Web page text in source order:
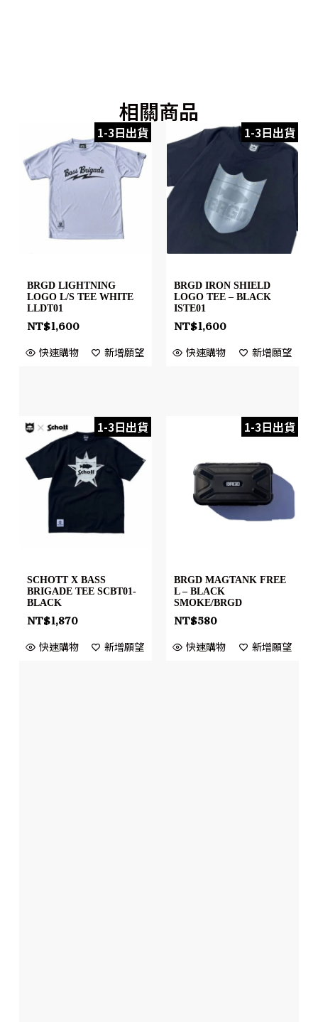
相關商品
1-3日出貨
BRGD LIGHTNING
LOGO L/S TEE WHITE
LLDT01
NT$1,600
快速購物 新增願望
1-3日出貨
BRGD IRON SHIELD
LOGO TEE – BLACK
ISTE01
NT$1,600
快速購物 新增願望
1-3日出貨
SCHOTT X BASS
BRIGADE TEE SCBT01-
BLACK
NT$1,870
快速購物 新增願望
1-3日出貨
BRGD MAGTANK FREE
L – BLACK
SMOKE/BRGD
NT$580
快速購物 新增願望